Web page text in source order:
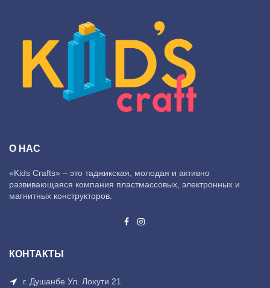
О НАС
«Kids Crafts» – это таджикская, молодая и активно
развивающаяся компания пластмассовых, электронных и
магнитных конструкторов.
КОНТАКТЫ
г. Душанбе Ул. Лохути 21